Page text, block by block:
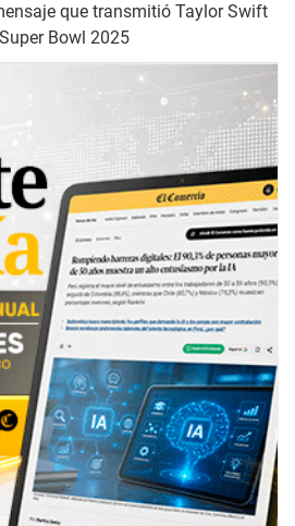
que transmitió Taylor Swift
Bowl 2025